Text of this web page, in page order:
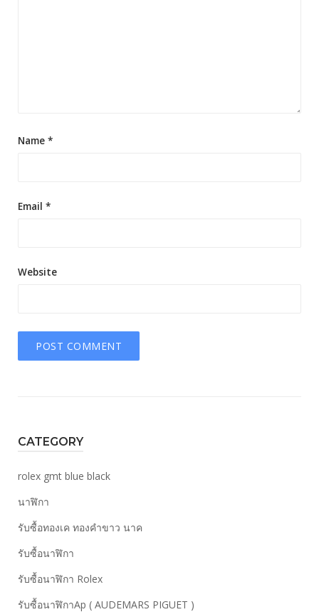
Name *
Email *
Website
CATEGORY
rolex gmt blue black
นาฬิกา
รับซื้อทองเค ทองคำขาว นาค
รับซื้อนาฬิกา
รับซื้อนาฬิกา Rolex
รับซื้อนาฬิกาAp ( AUDEMARS PIGUET )